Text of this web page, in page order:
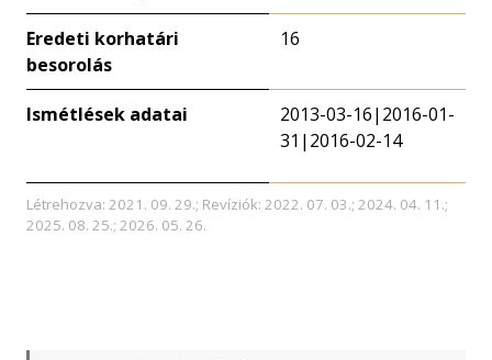
Eredeti korhatári
besorolás
16
Ismétlések adatai
2013-03-16|2016-01-
31|2016-02-14
Létrehozva: 2021. 09. 29.; Revíziók: 2022. 07. 03.; 2024. 04. 11.;
2025. 08. 25.; 2026. 05. 26.